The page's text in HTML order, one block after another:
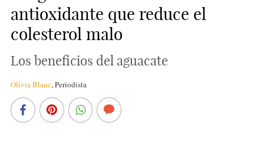
antioxidante que reduce el
colesterol malo
Los beneficios del aguacate
Olivia Blanc,Periodista